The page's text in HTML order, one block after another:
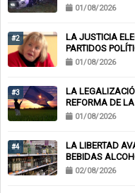
01/08/2026
#2
LA JUSTICIA
PARTIDOS
01/08/2026
#3
LA
REFORMA DE
01/08/2026
#4
LA LIBERTAD
BEBIDAS
02/08/2026